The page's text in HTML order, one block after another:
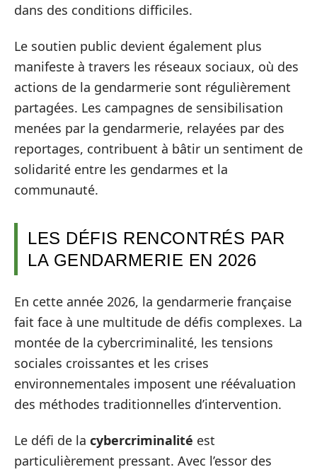
dans des conditions difficiles.
Le soutien public devient également plus
manifeste à travers les réseaux sociaux, où des
actions de la gendarmerie sont régulièrement
partagées. Les campagnes de sensibilisation
menées par la gendarmerie, relayées par des
reportages, contribuent à bâtir un sentiment de
solidarité entre les gendarmes et la
communauté.
LES DÉFIS RENCONTRÉS PAR
LA GENDARMERIE EN 2026
En cette année 2026, la gendarmerie française
fait face à une multitude de défis complexes. La
montée de la cybercriminalité, les tensions
sociales croissantes et les crises
environnementales imposent une réévaluation
des méthodes traditionnelles d’intervention.
Le défi de la cybercriminalité est
particulièrement pressant. Avec l’essor des